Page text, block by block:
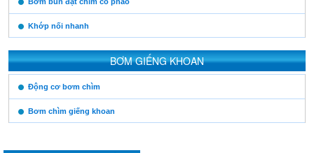
Khớp nối nhanh
BƠM GIẾNG KHOAN
https:/www.high-
endrolex.com/13
Động cơ bơm chìm
Bơm chìm giếng khoan